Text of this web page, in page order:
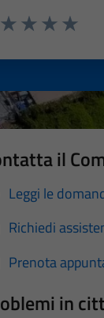
il
Leggi le
Richiedi
Prenota
in